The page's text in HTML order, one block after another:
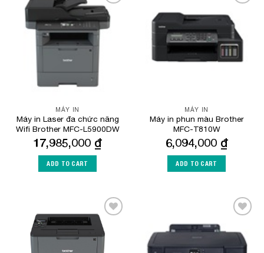
Add to
Wishlist
MÁY IN
Máy in Laser đa chức năng
Wifi Brother MFC-L5900DW
17,985,000 ₫
ADD TO CART
Wishlist
MÁY IN
Máy in phun màu Brother
MFC-T810W
6,094,000 ₫
ADD TO CART
Add to
Wishlist
Wishlist